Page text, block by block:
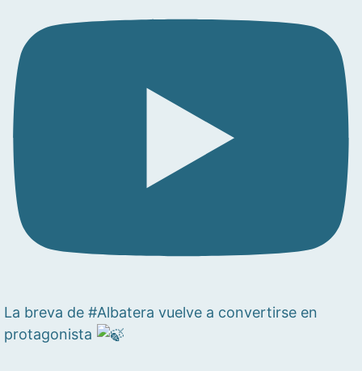
La breva de #Albatera vuelve a convertirse en
protagonista